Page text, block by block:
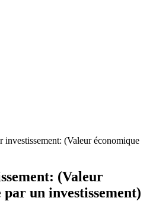
investissement: (Valeur économique
(Valeur
par un investissement)